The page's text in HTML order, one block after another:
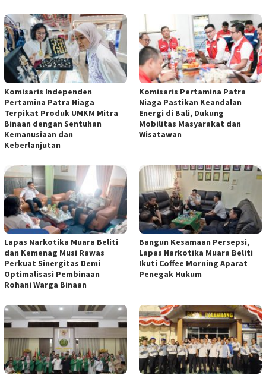
Komisaris Independen
Pertamina Patra Niaga
Terpikat Produk UMKM Mitra
Binaan dengan Sentuhan
Kemanusiaan dan
Keberlanjutan
Komisaris Pertamina Patra
Niaga Pastikan Keandalan
Energi di Bali, Dukung
Mobilitas Masyarakat dan
Wisatawan
Lapas Narkotika Muara Beliti
dan Kemenag Musi Rawas
Perkuat Sinergitas Demi
Optimalisasi Pembinaan
Rohani Warga Binaan
Bangun Kesamaan Persepsi,
Lapas Narkotika Muara Beliti
Ikuti Coffee Morning Aparat
Penegak Hukum